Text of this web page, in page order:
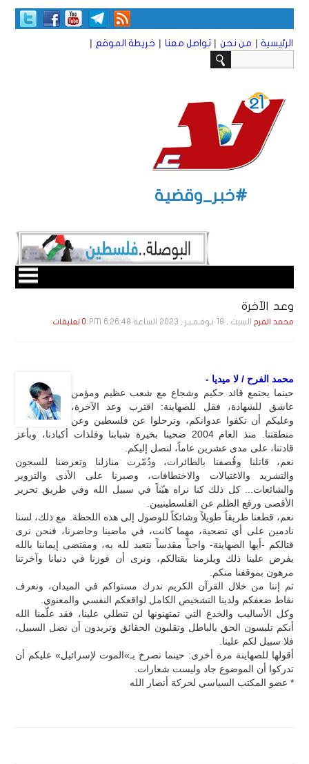
الرئيسية | من نحن | تواصل معنا | خريطة الموقع |
#خبر_وقضية
‏وعد الآخرة
محمد الفرح السبت , 18 نـوفـمـبـر , 2023 الساعة 6:26:48 PM 0 تعليقات
محمد الفرح / لا ميديا -
حينما يجتمع قائد حكيم وشجاع مع شعب عظيم ومؤمن
عاشق للشهادة، فقل للصهاينة: اقترب وعد الآخرة،
وعليكم أن تكفوا عدوانكم، وترحلوا عن فلسطين وعن
منطقتنا. منذ العام 2004 ضحينا بخيرة شبابنا وفلذات أكبادنا، وبأعز
قادتنا، على مدى عشرين عاماً، لنصل إليكم.
نعم، قاتلنا وقُصفنا بالطائرات، ودُمّرت منازلنا وتعرضنا للسجون
والتشريد والاغتيالات والاختطافات، وصبرنا على الأذى والتزوير
والشائعات... كل ذلك كنا نراه هيّناً في سبيل الله وفي طريق تحرير
الأقصى ورفع الظلم عن الفلسطينيين.
نعم، قطعنا طريقاً طويلاً وشائكاً للوصول إلى هذه اللحظة. مع ذلك، لسنا
نادمين على أي تضحية، مهما كانت، في ماضينا وحاضرنا، فنحن نرى
قتالكم -أيها الصهاينة- واجباً مقدساً نتعبد لله به، ومقتضى إيماننا بالله
يفرض علينا ذلك ويلزمنا بقتالكم، ونرى أن فوزنا في دنيانا وآخرتنا
مرهون بموقفنا منكم.
ثم إننا من خلال القرآن الكريم ندرك مستواكم في الميدان، ونعرف
نقاط ضعفكم ولدينا التشخيص الكامل لواقعكم النفسي والمعنوي.
وكل الأساليب والخدع التي تمتهنونها لن تنطلي علينا، فقد علّمنا الله
أنكم تلبسون الحق بالباطل وتقلبون الحقائق وتريدون أن نضل السبيل،
فلا سبيل لكم علينا.
أقولها للصهاينة مرة أخرى: حينما نصرخ بـ»الموت لإسرائيل» عليكم أن
تدركوا أن الموضوع جاد وليست شعارات.
* عضو المكتب السياسي لحركة أنصار الله